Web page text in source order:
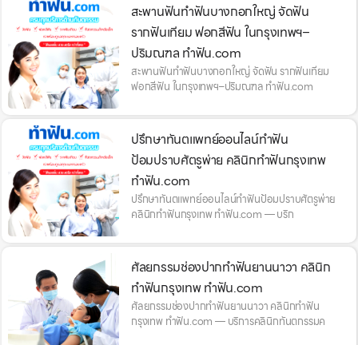
สะพานฟันทำฟันบางกอกใหญ่ จัดฟัน
รากฟันเทียม ฟอกสีฟัน ในกรุงเทพฯ–
ปริมณฑล ทำฟัน.com
สะพานฟันทำฟันบางกอกใหญ่ จัดฟัน รากฟันเทียม
ฟอกสีฟัน ในกรุงเทพฯ–ปริมณฑล ทำฟัน.com
ปรึกษาทันตแพทย์ออนไลน์ทำฟัน
ป้อมปราบศัตรูพ่าย คลินิกทำฟันกรุงเทพ
ทำฟัน.com
ปรึกษาทันตแพทย์ออนไลน์ทำฟันป้อมปราบศัตรูพ่าย
คลินิกทำฟันกรุงเทพ ทำฟัน.com — บริก
ศัลยกรรมช่องปากทำฟันยานนาวา คลินิก
ทำฟันกรุงเทพ ทำฟัน.com
ศัลยกรรมช่องปากทำฟันยานนาวา คลินิกทำฟัน
กรุงเทพ ทำฟัน.com — บริการคลินิกทันตกรรมค